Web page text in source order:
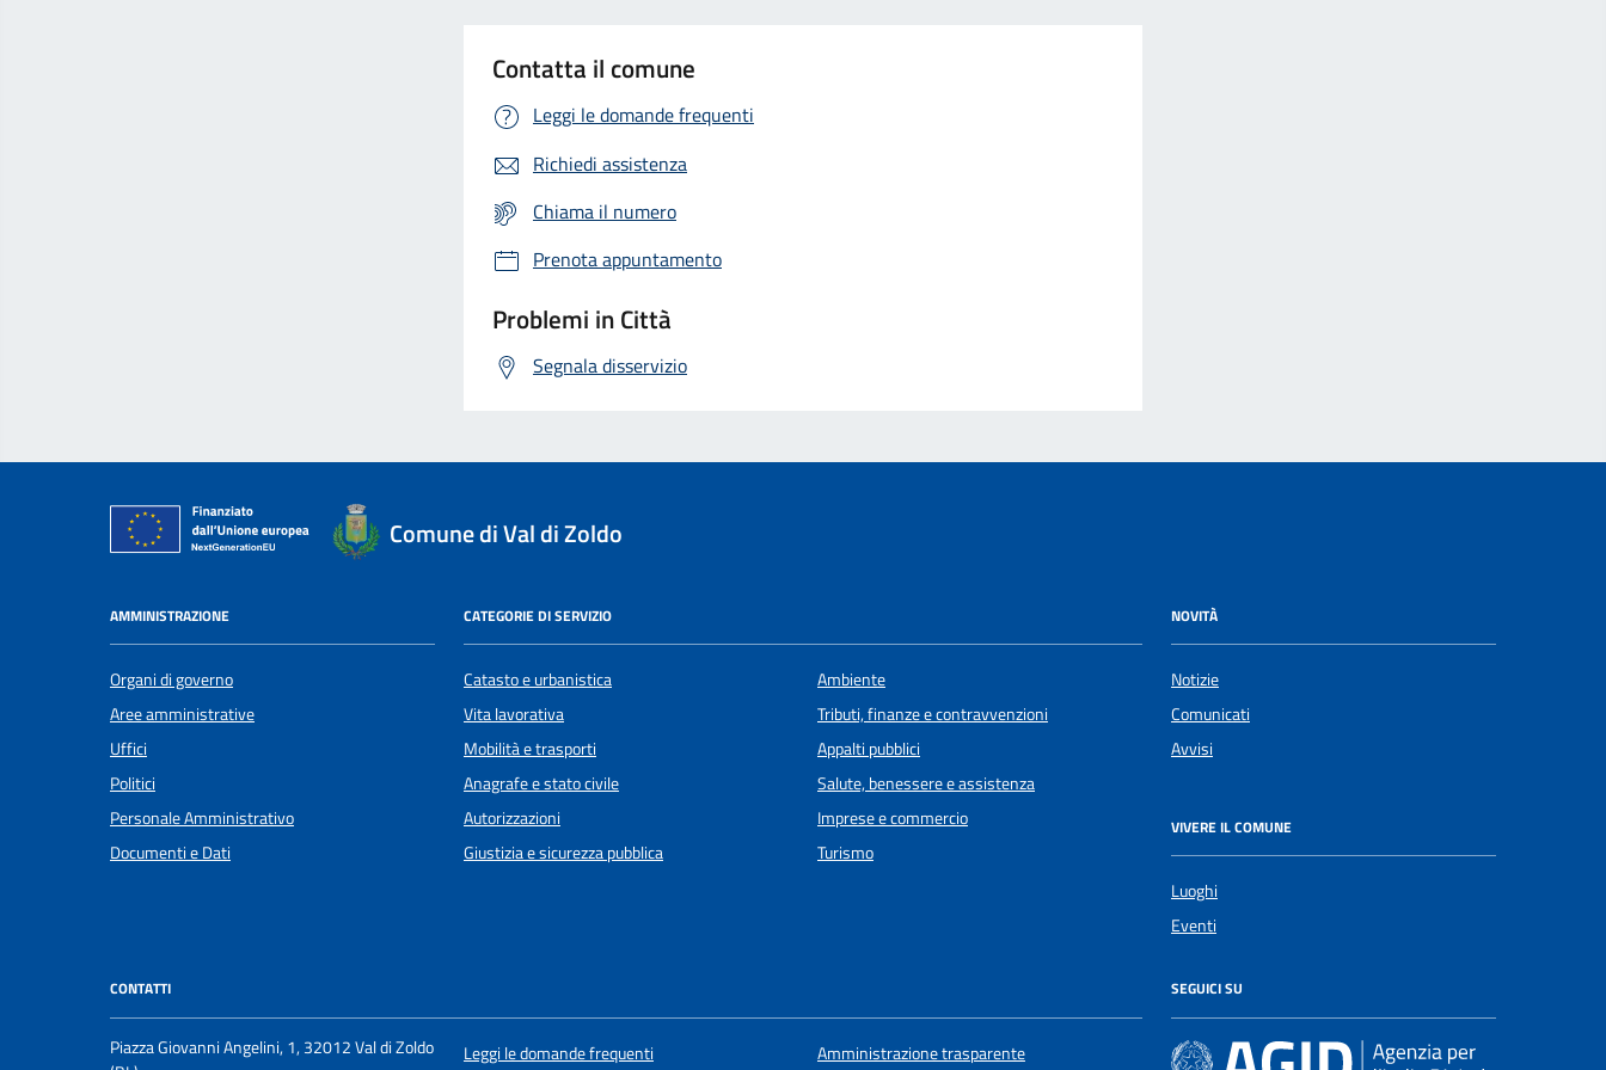
Contatta il comune
Leggi le domande frequenti
Richiedi assistenza
Chiama il numero
Prenota appuntamento
Problemi in Città
Segnala disservizio
Comune di Val di Zoldo
AMMINISTRAZIONE
Organi di governo
Aree amministrative
Uffici
Politici
Personale Amministrativo
Documenti e Dati
CATEGORIE DI SERVIZIO
Catasto e urbanistica
Vita lavorativa
Mobilità e trasporti
Anagrafe e stato civile
Autorizzazioni
Giustizia e sicurezza pubblica
Ambiente
Tributi, finanze e contravvenzioni
Appalti pubblici
Salute, benessere e assistenza
Imprese e commercio
Turismo
NOVITÀ
Notizie
Comunicati
Avvisi
VIVERE IL COMUNE
Luoghi
Eventi
CONTATTI
Piazza Giovanni Angelini, 1, 32012 Val di Zoldo
Leggi le domande frequenti Amministrazione trasparente
SEGUICI SU